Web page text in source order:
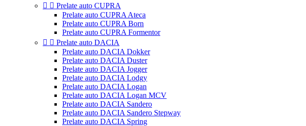
  Prelate auto CUPRA
Prelate auto CUPRA Ateca
Prelate auto CUPRA Born
Prelate auto CUPRA Formentor
  Prelate auto DACIA
Prelate auto DACIA Dokker
Prelate auto DACIA Duster
Prelate auto DACIA Jogger
Prelate auto DACIA Lodgy
Prelate auto DACIA Logan
Prelate auto DACIA Logan MCV
Prelate auto DACIA Sandero
Prelate auto DACIA Sandero Stepway
Prelate auto DACIA Spring